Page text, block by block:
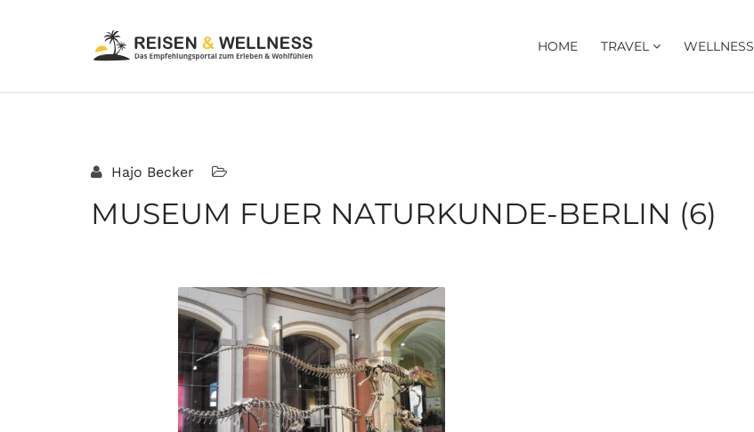
HOME TRAVEL WELLNESS
Hajo Becker
MUSEUM FUER NATURKUNDE-BERLIN (6)